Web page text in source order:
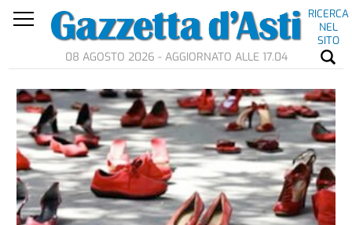
RICERCA
NEL
SITO
08 AGOSTO 2026 - AGGIORNATO ALLE 17.04